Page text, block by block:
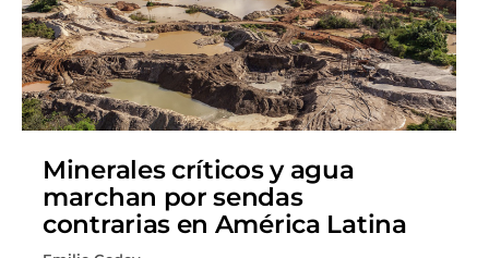
Minerales críticos y agua
marchan por sendas
contrarias en América Latina